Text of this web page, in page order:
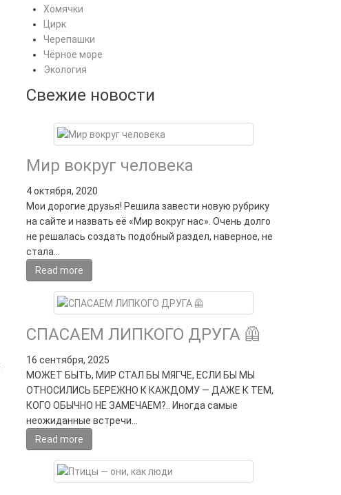
Хомячки
Цирк
Черепашки
Чёрное море
Экология
Свежие новости
Мир вокруг человека
4 октября, 2020
Мои дорогие друзья! Решила завести новую рубрику
на сайте и назвать её «Мир вокруг нас». Очень долго
не решалась создать подобный раздел, наверное, не
стала…
Read more
СПАСАЕМ ЛИПКОГО ДРУГА 🦺
16 сентября, 2025
МОЖЕТ БЫТЬ, МИР СТАЛ БЫ МЯГЧЕ, ЕСЛИ БЫ МЫ
ОТНОСИЛИСЬ БЕРЕЖНО К КАЖДОМУ — ДАЖЕ К ТЕМ,
КОГО ОБЫЧНО НЕ ЗАМЕЧАЕМ?.. Иногда самые
неожиданные встречи…
Read more